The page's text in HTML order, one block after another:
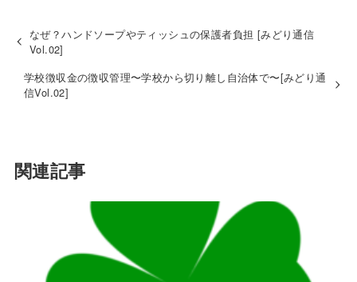
e e
なぜ？ハンドソープやティッシュの保護者負担 [みどり通信
Vol.02]
学校徴収金の徴収管理〜学校から切り離し自治体で〜[みどり通
信Vol.02]
関連記事